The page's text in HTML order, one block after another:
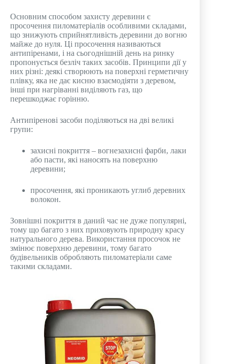
Основним способом захисту деревини є
просочення пиломатеріалів особливими складами,
що знижують сприйнятливість деревини до вогню
майже до нуля. Ці просочення називаються
антипіренами, і на сьогоднішній день на ринку
пропонується безліч таких засобів. Принципи дії у
них різні: деякі створюють на поверхні герметичну
плівку, яка не дає кисню взаємодіяти з деревом,
інші при нагріванні виділяють газ, що
перешкоджає горінню.
Антипіренові засоби поділяються на дві великі
групи:
захисні покриття – вогнезахисні фарби, лаки
або пасти, які наносять на поверхню
деревини;
просочення, які проникають углиб деревних
волокон.
Зовнішні покриття в даний час не дуже популярні,
тому що багато з них приховують природну красу
натурального дерева. Використання просочок не
змінює поверхню деревини, тому багато
будівельників обробляють пиломатеріали саме
такими складами.